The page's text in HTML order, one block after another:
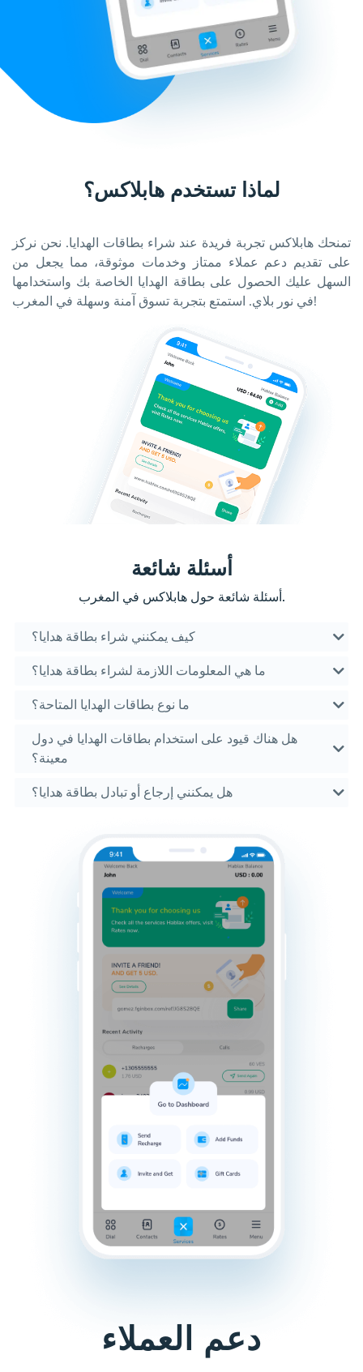
لماذا تستخدم هابلاكس؟
تمنحك هابلاكس تجربة فريدة عند شراء بطاقات الهدايا. نحن نركز
على تقديم دعم عملاء ممتاز وخدمات موثوقة، مما يجعل من
السهل عليك الحصول على بطاقة الهدايا الخاصة بك واستخدامها
في نور بلاي. استمتع بتجربة تسوق آمنة وسهلة في المغرب!
أسئلة شائعة
أسئلة شائعة حول هابلاكس في المغرب.
كيف يمكنني شراء بطاقة هدايا؟
ما هي المعلومات اللازمة لشراء بطاقة هدايا؟
ما نوع بطاقات الهدايا المتاحة؟
هل هناك قيود على استخدام بطاقات الهدايا في دول
معينة؟
هل يمكنني إرجاع أو تبادل بطاقة هدايا؟
دعم العملاء